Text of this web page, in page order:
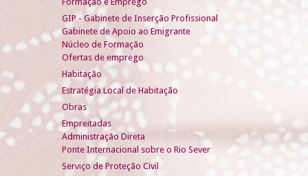
GIP - Gabinete de Inserção Profissional
Gabinete de Apoio ao Emigrante
Núcleo de Formação
Ofertas de emprego
Habitação
Estratégia Local de Habitação
Obras
Empreitadas
Administração Direta
Ponte Internacional sobre o Rio Sever
Serviço de Proteção Civil